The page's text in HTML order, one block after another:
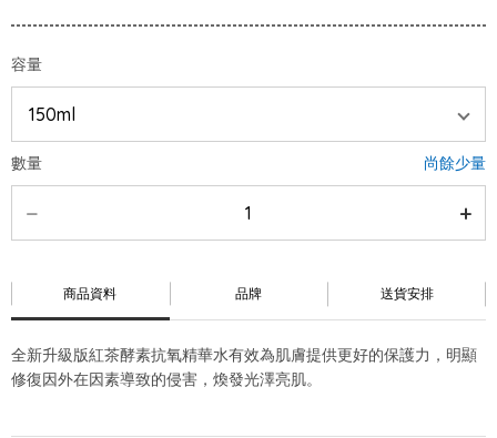
容量
數量 尚餘少量
商品資料 品牌 送貨安排
全新升級版紅茶酵素抗氧精華水有效為肌膚提供更好的保護力，明顯
修復因外在因素導致的侵害，煥發光澤亮肌。